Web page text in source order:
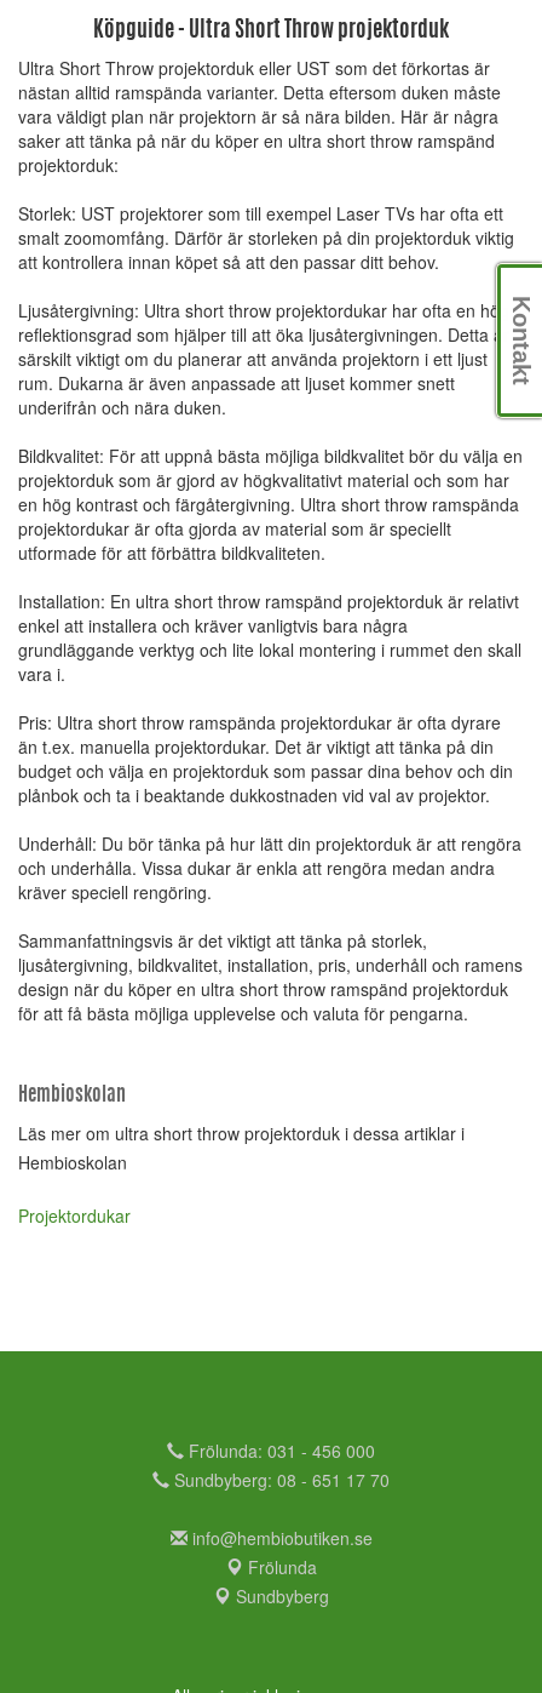
Köpguide - Ultra Short Throw projektorduk
Ultra Short Throw projektorduk eller UST som det förkortas är
nästan alltid ramspända varianter. Detta eftersom duken måste
vara väldigt plan när projektorn är så nära bilden. Här är några
saker att tänka på när du köper en ultra short throw ramspänd
projektorduk:
Storlek: UST projektorer som till exempel Laser TVs har ofta ett
smalt zoomomfång. Därför är storleken på din projektorduk viktig
att kontrollera innan köpet så att den passar ditt behov.
Ljusåtergivning: Ultra short throw projektordukar har ofta en hög
reflektionsgrad som hjälper till att öka ljusåtergivningen. Detta är
särskilt viktigt om du planerar att använda projektorn i ett ljust
rum. Dukarna är även anpassade att ljuset kommer snett
underifrån och nära duken.
Bildkvalitet: För att uppnå bästa möjliga bildkvalitet bör du välja en
projektorduk som är gjord av högkvalitativt material och som har
en hög kontrast och färgåtergivning. Ultra short throw ramspända
projektordukar är ofta gjorda av material som är speciellt
utformade för att förbättra bildkvaliteten.
Installation: En ultra short throw ramspänd projektorduk är relativt
enkel att installera och kräver vanligtvis bara några
grundläggande verktyg och lite lokal montering i rummet den skall
vara i.
Pris: Ultra short throw ramspända projektordukar är ofta dyrare
än t.ex. manuella projektordukar. Det är viktigt att tänka på din
budget och välja en projektorduk som passar dina behov och din
plånbok och ta i beaktande dukkostnaden vid val av projektor.
Underhåll: Du bör tänka på hur lätt din projektorduk är att rengöra
och underhålla. Vissa dukar är enkla att rengöra medan andra
kräver speciell rengöring.
Sammanfattningsvis är det viktigt att tänka på storlek,
ljusåtergivning, bildkvalitet, installation, pris, underhåll och ramens
design när du köper en ultra short throw ramspänd projektorduk
för att få bästa möjliga upplevelse och valuta för pengarna.
Hembioskolan
Läs mer om ultra short throw projektorduk i dessa artiklar i
Hembioskolan
Projektordukar
Frölunda: 031 - 456 000
Sundbyberg: 08 - 651 17 70
info@hembiobutiken.se
Frölunda
Sundbyberg
Kontakt